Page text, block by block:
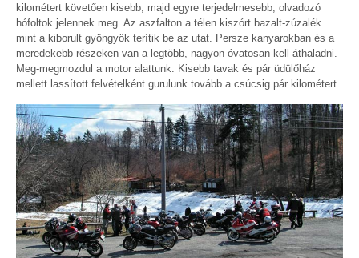
kilométert követően kisebb, majd egyre terjedelmesebb, olvadozó
hófoltok jelennek meg. Az aszfalton a télen kiszórt bazalt-zúzalék
mint a kiborult gyöngyök terítik be az utat. Persze kanyarokban és a
meredekebb részeken van a legtöbb, nagyon óvatosan kell áthaladni.
Meg-megmozdul a motor alattunk. Kisebb tavak és pár üdülőház
mellett lassított felvételként gurulunk tovább a csúcsig pár kilométert.